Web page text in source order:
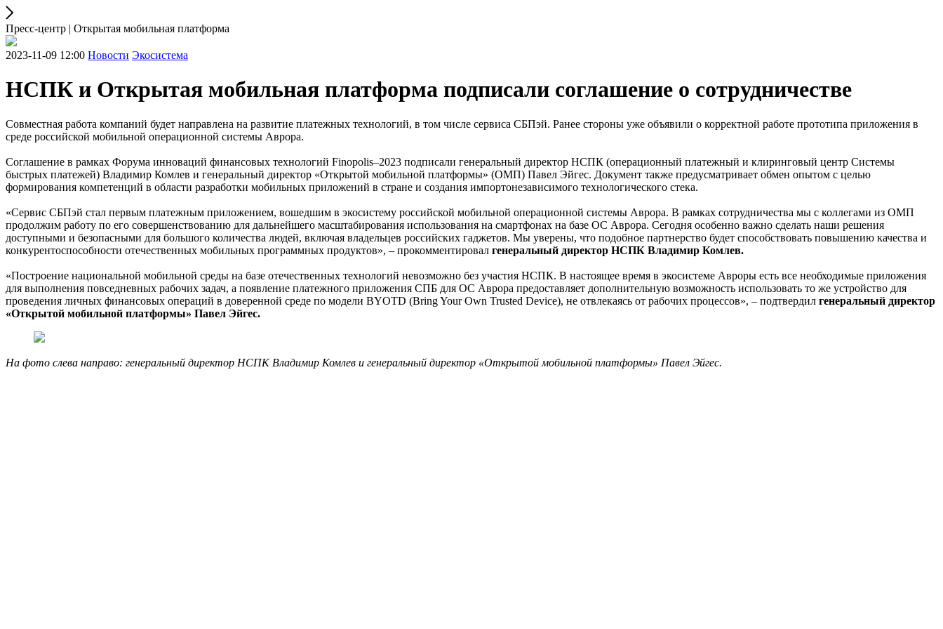
Пресс-центр | Открытая мобильная платформа
2023-11-09 12:00 Новости Экосистема
НСПК и Открытая мобильная платформа подписали соглашение о сотрудничестве
Совместная работа компаний будет направлена на развитие платежных технологий, в том числе сервиса СБПэй. Ранее стороны уже объявили о корректной работе прототипа приложения в
среде российской мобильной операционной системы Аврора.
Соглашение в рамках Форума инноваций финансовых технологий Finopolis–2023 подписали генеральный директор НСПК (операционный платежный и клиринговый центр Системы
быстрых платежей) Владимир Комлев и генеральный директор «Открытой мобильной платформы» (ОМП) Павел Эйгес. Документ также предусматривает обмен опытом с целью
формирования компетенций в области разработки мобильных приложений в стране и создания импортонезависимого технологического стека.
«Сервис СБПэй стал первым платежным приложением, вошедшим в экосистему российской мобильной операционной системы Аврора. В рамках сотрудничества мы с коллегами из ОМП
продолжим работу по его совершенствованию для дальнейшего масштабирования использования на смартфонах на базе ОС Аврора. Сегодня особенно важно сделать наши решения
доступными и безопасными для большого количества людей, включая владельцев российских гаджетов. Мы уверены, что подобное партнерство будет способствовать повышению качества и
конкурентоспособности отечественных мобильных программных продуктов», – прокомментировал генеральный директор НСПК Владимир Комлев.
«Построение национальной мобильной среды на базе отечественных технологий невозможно без участия НСПК. В настоящее время в экосистеме Авроры есть все необходимые приложения
для выполнения повседневных рабочих задач, а появление платежного приложения СПБ для ОС Аврора предоставляет дополнительную возможность использовать то же устройство для
проведения личных финансовых операций в доверенной среде по модели BYOTD (Bring Your Own Trusted Device), не отвлекаясь от рабочих процессов», – подтвердил генеральный директор
«Открытой мобильной платформы» Павел Эйгес.
На фото слева направо: генеральный директор НСПК Владимир Комлев и генеральный директор «Открытой мобильной платформы» Павел Эйгес.